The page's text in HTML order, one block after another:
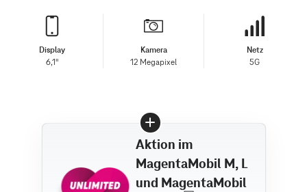
Display
6,1"
Kamera
12 Megapixel
Netz
5G
Aktion im
MagentaMobil M, L
und MagentaMobil